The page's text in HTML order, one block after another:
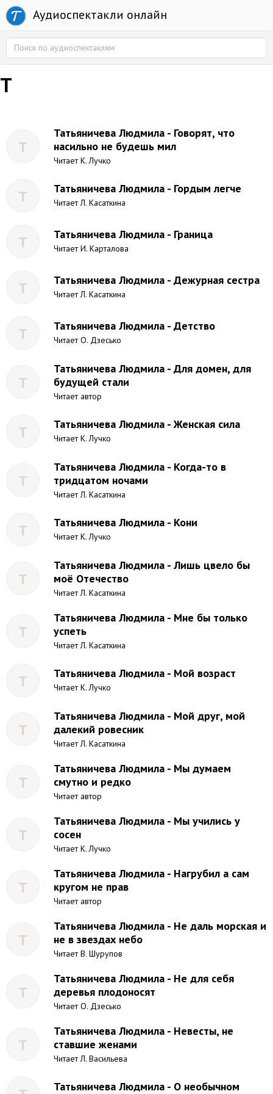
Аудиоспектакли онлайн
Т
Т
Татьяничева Людмила - Говорят, что
насильно не будешь мил
Читает К. Лучко
Т Татьяничева Людмила - Гордым легче
Читает Л. Касаткина
Т Татьяничева Людмила - Граница
Читает И. Карталова
Т Татьяничева Людмила - Дежурная сестра
Читает Л. Касаткина
Т Татьяничева Людмила - Детство
Читает О. Дзесько
Т
Татьяничева Людмила - Для домен, для
будущей стали
Читает автор
Т Татьяничева Людмила - Женская сила
Читает К. Лучко
Т
Татьяничева Людмила - Когда-то в
тридцатом ночами
Читает Л. Касаткина
Т Татьяничева Людмила - Кони
Читает К. Лучко
Т
Татьяничева Людмила - Лишь цвело бы
моё Отечество
Читает Л. Касаткина
Т
Татьяничева Людмила - Мне бы только
успеть
Читает Л. Касаткина
Т Татьяничева Людмила - Мой возраст
Читает К. Лучко
Т
Татьяничева Людмила - Мой друг, мой
далекий ровесник
Читает Л. Касаткина
Т
Татьяничева Людмила - Мы думаем
смутно и редко
Читает автор
Т
Татьяничева Людмила - Мы учились у
сосен
Читает К. Лучко
Т
Татьяничева Людмила - Нагрубил а сам
кругом не прав
Читает автор
Т
Татьяничева Людмила - Не даль морская и
не в звездах небо
Читает В. Шурупов
Т
Татьяничева Людмила - Не для себя
деревья плодоносят
Читает О. Дзесько
Т
Татьяничева Людмила - Невесты, не
ставшие женами
Читает Л. Васильева
Татьяничева Людмила - О необычном